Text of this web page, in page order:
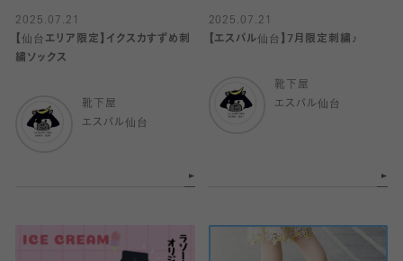
2025.07.21
【仙台エリア限定】イクスカすずめ刺
繍ソックス
靴下屋
エスパル仙台
2025.07.21
【エスパル仙台】7月限定刺繍♪
靴下屋
エスパル仙台